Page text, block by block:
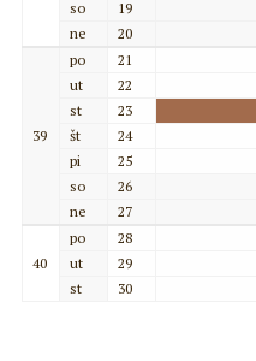
so
19
ne
20
39
po
21
ut
22
st
23
št
24
pi
25
so
26
ne
27
40
po
28
ut
29
st
30